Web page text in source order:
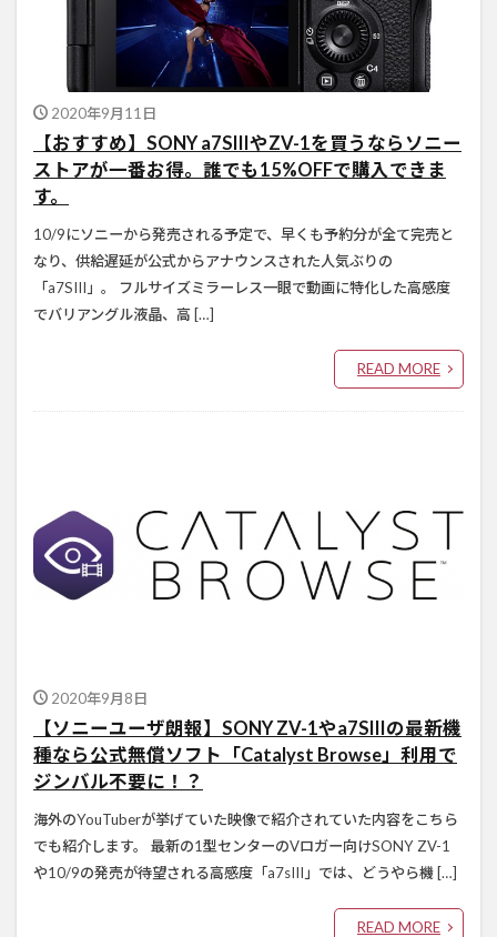
2020年9月11日
【おすすめ】SONY a7SIIIやZV-1を買うならソニー
ストアが一番お得。誰でも15%OFFで購入できま
す。
10/9にソニーから発売される予定で、早くも予約分が全て完売と
なり、供給遅延が公式からアナウンスされた人気ぶりの
「a7SIII」。 フルサイズミラーレス一眼で動画に特化した高感度
でバリアングル液晶、高 […]
READ MORE
2020年9月8日
【ソニーユーザ朗報】SONY ZV-1やa7SIIIの最新機
種なら公式無償ソフト「Catalyst Browse」利用で
ジンバル不要に！？
海外のYouTuberが挙げていた映像で紹介されていた内容をこちら
でも紹介します。 最新の1型センターのVロガー向けSONY ZV-1
や10/9の発売が待望される高感度「a7sIII」では、どうやら機 […]
READ MORE